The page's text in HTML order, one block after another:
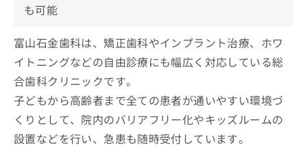
も可能
富山石金歯科は、矯正歯科やインプラント治療、ホワ
イトニングなどの自由診療にも幅広く対応している総
合歯科クリニックです。
子どもから高齢者まで全ての患者が通いやすい環境づ
くりとして、院内のバリアフリー化やキッズルームの
設置などを行い、急患も随時受付しています。